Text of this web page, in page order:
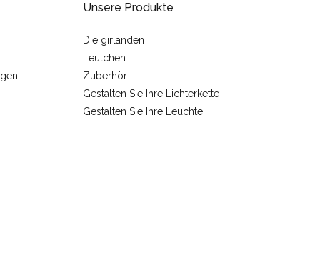
Unsere Produkte
Die girlanden
Leutchen
Zuberhör
Gestalten Sie Ihre Lichterkette
Gestalten Sie Ihre Leuchte